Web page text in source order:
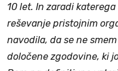
10 let. In zaradi
reševanje pristojnim
navodila, da se ne
določene zgodovine, ki